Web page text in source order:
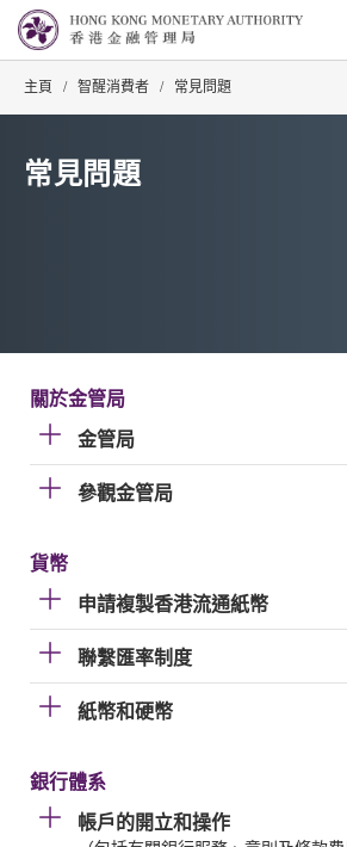
主頁 / 智醒消費者 / 常見問題
常見問題
關於金管局
金管局
參觀金管局
貨幣
申請複製香港流通紙幣
聯繫匯率制度
紙幣和硬幣
銀行體系
帳戶的開立和操作